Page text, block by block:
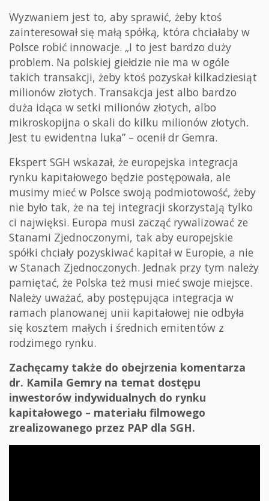
Wyzwaniem jest to, aby sprawić, żeby ktoś
zainteresował się małą spółką, która chciałaby w
Polsce robić innowacje. „I to jest bardzo duży
problem. Na polskiej giełdzie nie ma w ogóle
takich transakcji, żeby ktoś pozyskał kilkadziesiąt
milionów złotych. Transakcja jest albo bardzo
duża idąca w setki milionów złotych, albo
mikroskopijna o skali do kilku milionów złotych.
Jest tu ewidentna luka” – ocenił dr Gemra.
Ekspert SGH wskazał, że europejska integracja
rynku kapitałowego będzie postępowała, ale
musimy mieć w Polsce swoją podmiotowość, żeby
nie było tak, że na tej integracji skorzystają tylko
ci najwięksi. Europa musi zacząć rywalizować ze
Stanami Zjednoczonymi, tak aby europejskie
spółki chciały pozyskiwać kapitał w Europie, a nie
w Stanach Zjednoczonych. Jednak przy tym należy
pamiętać, że Polska też musi mieć swoje miejsce.
Należy uważać, aby postępująca integracja w
ramach planowanej unii kapitałowej nie odbyła
się kosztem małych i średnich emitentów z
rodzimego rynku.
Zachęcamy także do obejrzenia komentarza
dr. Kamila Gemry na temat dostępu
inwestorów indywidualnych do rynku
kapitałowego – materiału filmowego
zrealizowanego przez PAP dla SGH.